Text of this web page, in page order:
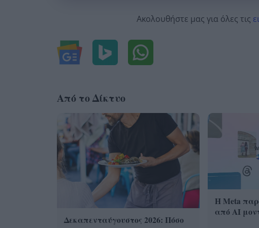
Ακολουθήστε μας για όλες τις
Από το Δίκτυο
Δεκαπενταύγουστος 2026: Πόσο
Η Meta
από AI